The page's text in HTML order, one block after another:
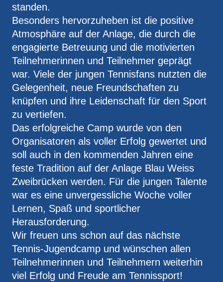
standen.
Besonders hervorzuheben ist die positive
Atmosphäre auf der Anlage, die durch die
engagierte Betreuung und die motivierten
Teilnehmerinnen und Teilnehmer geprägt
war. Viele der jungen Tennisfans nutzten die
Gelegenheit, neue Freundschaften zu
knüpfen und ihre Leidenschaft für den Sport
zu vertiefen.
Das erfolgreiche Camp wurde von den
Organisatoren als voller Erfolg gewertet und
soll auch in den kommenden Jahren eine
feste Tradition auf der Anlage Blau Weiss
Zweibrücken werden. Für die jungen Talente
war es eine unvergessliche Woche voller
Lernen, Spaß und sportlicher
Herausforderung.
Wir freuen uns schon auf das nächste
Tennis-Jugendcamp und wünschen allen
Teilnehmerinnen und Teilnehmern weiterhin
viel Erfolg und Freude am Tennissport!